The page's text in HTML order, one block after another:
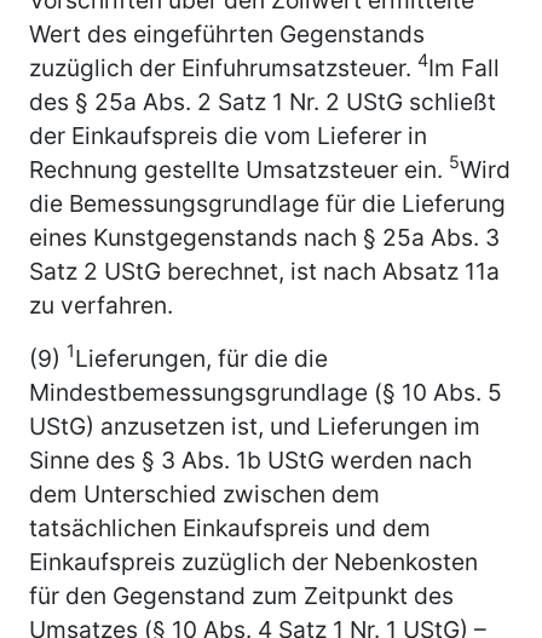
Wert des eingeführten Gegenstands
zuzüglich der Einfuhrumsatzsteuer. 4Im Fall
des § 25a Abs. 2 Satz 1 Nr. 2 UStG schließt
der Einkaufspreis die vom Lieferer in
Rechnung gestellte Umsatzsteuer ein. 5Wird
die Bemessungsgrundlage für die Lieferung
eines Kunstgegenstands nach § 25a Abs. 3
Satz 2 UStG berechnet, ist nach Absatz 11a
zu verfahren.
(9) 1Lieferungen, für die die
Mindestbemessungsgrundlage (§ 10 Abs. 5
UStG) anzusetzen ist, und Lieferungen im
Sinne des § 3 Abs. 1b UStG werden nach
dem Unterschied zwischen dem
tatsächlichen Einkaufspreis und dem
Einkaufspreis zuzüglich der Nebenkosten
für den Gegenstand zum Zeitpunkt des
Umsatzes (§ 10 Abs. 4 Satz 1 Nr. 1 UStG) –